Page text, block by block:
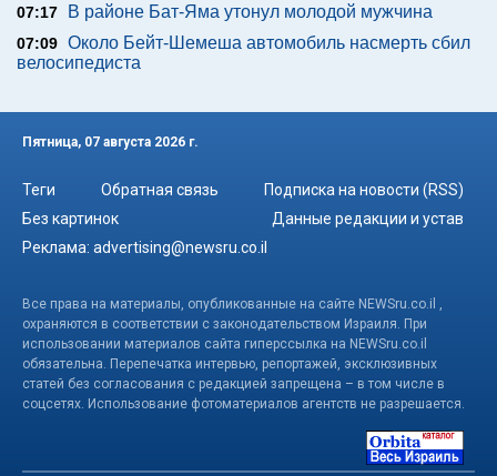
07:17 В районе Бат-Яма утонул молодой мужчина
07:09 Около Бейт-Шемеша автомобиль насмерть сбил
велосипедиста
Пятница, 07 августа 2026 г.
Теги Обратная связь
Подписка на новости (RSS)
Без картинок
Данные редакции и устав
Реклама: advertising@newsru.co.il
Все права на материалы, опубликованные на сайте NEWSru.co.il ,
охраняются в соответствии с законодательством Израиля. При
использовании материалов сайта гиперссылка на NEWSru.co.il
обязательна. Перепечатка интервью, репортажей, эксклюзивных
статей без согласования с редакцией запрещена – в том числе в
соцсетях. Использование фотоматериалов агентств не разрешается.